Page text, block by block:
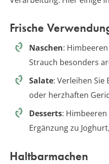
Frische
Naschen:
Strauch besonders
Salate: Verleihen
oder herzhaften
Desserts:
Ergänzung zu
Haltbarmachen